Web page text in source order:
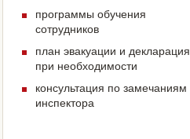
программы обучения
сотрудников
план эвакуации и декларация
при необходимости
консультация по замечаниям
инспектора